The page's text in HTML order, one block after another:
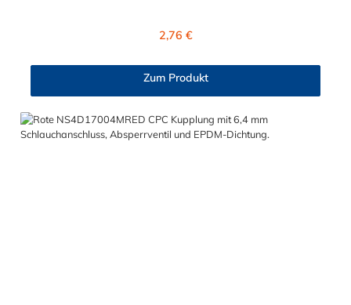
Regulärer Preis:
2,76 €
Zum Produkt